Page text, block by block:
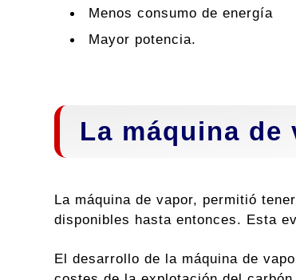
Menos consumo de energía
Mayor potencia.
La máquina
La máquina de vapor, permitió
disponibles hasta entonces. Esta
El desarrollo de la máquina de